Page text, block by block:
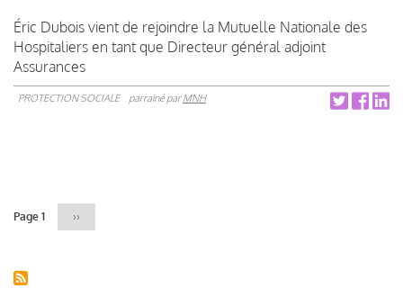
Éric Dubois vient de rejoindre la Mutuelle Nationale des
Hospitaliers en tant que Directeur général adjoint
Assurances
PROTECTION SOCIALE parrainé parMNH
Page 1
Page
››